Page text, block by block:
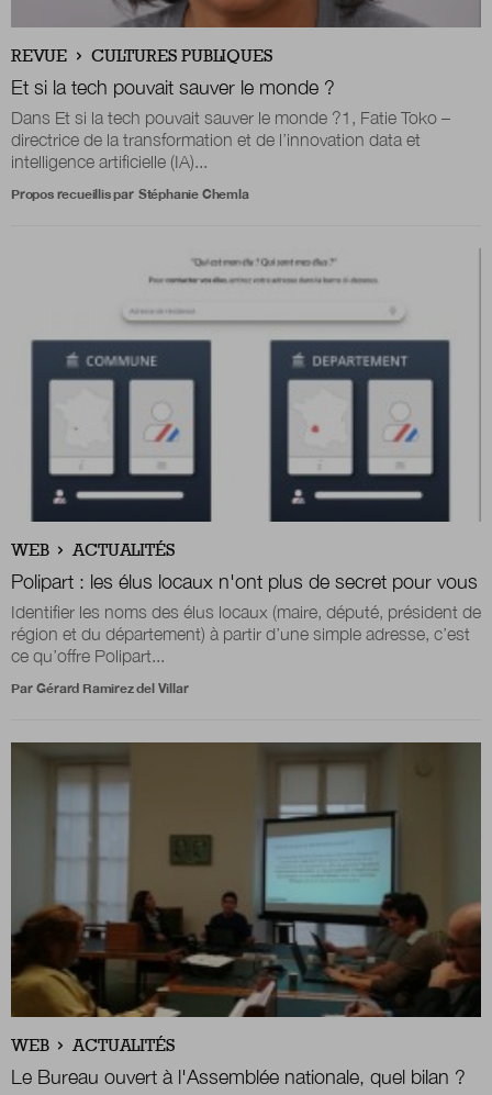
Boutique
Qui sommes-nous ?
Newsletter
Renseignez votre email afin de suivre l'actualité
de la transformation publique.
Nous suivre sur Twittersur LinkedIn
sur
REVUE CULTURES PUBLIQUES
Et si la tech pouvait sauver le monde ?
Dans Et si la tech pouvait sauver le monde ?1, Fatie Toko –
directrice de la transformation et de l’innovation data et
intelligence artificielle (IA)...
Propos recueillis par Stéphanie Chemla
WEB ACTUALITÉS
Polipart : les élus locaux n'ont plus de secret pour vous
Identifier les noms des élus locaux (maire, député, président de
région et du département) à partir d’une simple adresse, c’est
ce qu’offre Polipart...
Par Gérard Ramirez del Villar
WEB ACTUALITÉS
Le Bureau ouvert à l'Assemblée nationale, quel bilan ?